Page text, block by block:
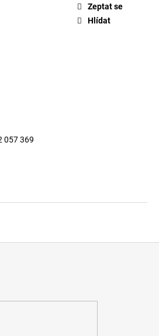
Zeptat se
Hlídat
057 369